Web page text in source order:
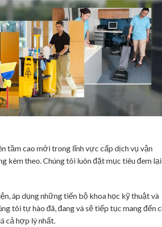
tầm cao mới trong lĩnh vực cấp dịch vụ vận
kèm theo. Chúng tôi luôn đặt mục tiêu đem
áp dụng những tiến bộ khoa học kỹ thuật và
tôi tự hào đã, đang và sẽ tiếp tục mang đến
cả hợp lý nhất.